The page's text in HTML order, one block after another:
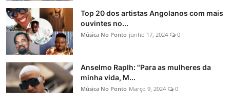
Top 20 dos artistas Angolanos com mais
ouvintes no...
Música No Ponto junho 17, 2024 0
Anselmo Raplh: "Para as mulheres da
minha vida, M...
Música No Ponto Março 9, 2024 0